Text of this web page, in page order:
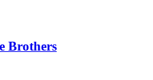
Brothers